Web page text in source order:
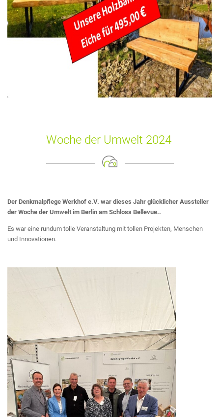
Woche der Umwelt 2024
Der Denkmalpflege Werkhof e.V. war dieses Jahr glücklicher Aussteller
der Woche der Umwelt im Berlin am Schloss Bellevue..
Es war eine rundum tolle Veranstaltung mit tollen Projekten, Menschen
und Innovationen.